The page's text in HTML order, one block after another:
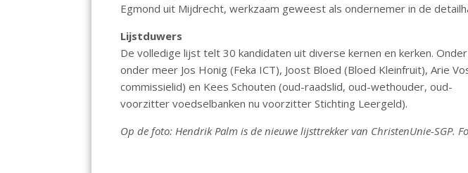
Egmond uit Mijdrecht, werkzaam geweest als ondernemer in de
Lijstduwers
De volledige lijst telt 30 kandidaten uit diverse kernen en kerken.
onder meer Jos Honig (Feka ICT), Joost Bloed (Bloed Kleinfruit), Arie
commissielid) en Kees Schouten (oud-raadslid, oud-wethouder, oud-
voorzitter voedselbanken nu voorzitter Stichting Leergeld).
Op de foto: Hendrik Palm is de nieuwe lijsttrekker van ChristenUnie-SGP.